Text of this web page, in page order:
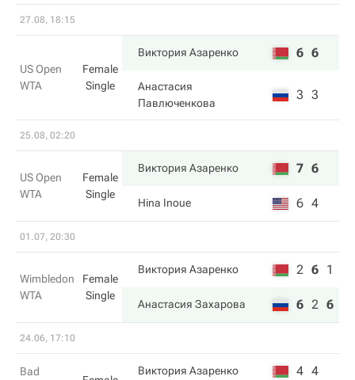
27.08, 18:15
US Open
WTA
Female
Single
Виктория Азаренко 6 6
Анастасия
Павлюченкова
3 3
25.08, 02:20
US Open
WTA
Female
Single
Виктория Азаренко 7 6
Hina Inoue 6 4
01.07, 20:30
Wimbledon
WTA
Female
Single
Виктория Азаренко 2 6 1
Анастасия Захарова 6 2 6
24.06, 17:10
Bad Виктория Азаренко 4 4